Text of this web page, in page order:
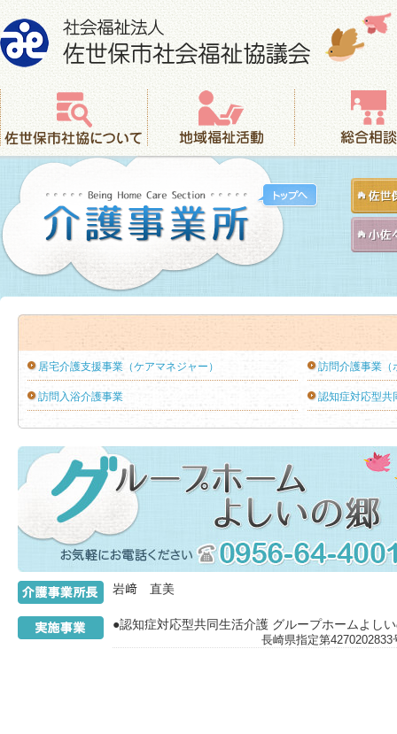
社会福祉法人 佐世保市社会福祉協議会
佐世保市社協について
地域福祉活動 総合相談
居宅介護支援事業（ケアマネジャー） 訪問介護事業（
訪問入浴介護事業 認知症対応型共
岩﨑 直美
●認知症対応型共同生活介護 グループホームよし
長崎県指定第